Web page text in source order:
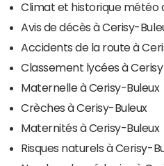
Climat et historique météo
Avis de décès à Cerisy-
Accidents de la route à
Classement lycées à
Maternelle à Cerisy-Buleux
Crèches à Cerisy-Buleux
Maternités à Cerisy-Buleux
Risques naturels à Cerisy-